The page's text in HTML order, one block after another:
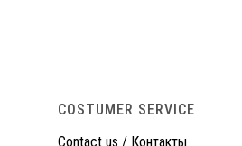
COSTUMER SERVICE
Contact us / Контакты